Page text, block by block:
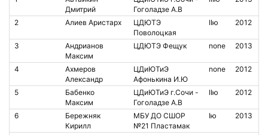
Дмитрий
Гоголадзе А.В
2 Алиев Аристарх
ЦДЮТЭ
Поволоцкая
IIю 2012
3
Андрианов
Максим
ЦДЮТЭ Фещук none 2013
4
Ахмеров
Александр
ЦДиЮТиЭ
Афонькина И.Ю
none 2012
5
Бабенко
Максим
ЦДиЮТиЭ г.Сочи -
Гоголадзе А.В
IIю 2012
6
Бережняк
Кирилл
МБУ ДО СШОР
№21 Пластамак
Iю 2013